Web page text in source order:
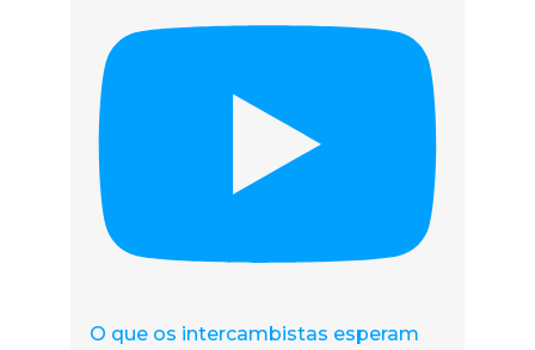
O que os intercambistas esperam